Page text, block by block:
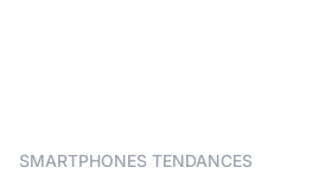
SMARTPHONES TENDANCES